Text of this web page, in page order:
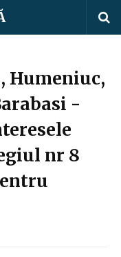
Humeniuc,
-
nr 8